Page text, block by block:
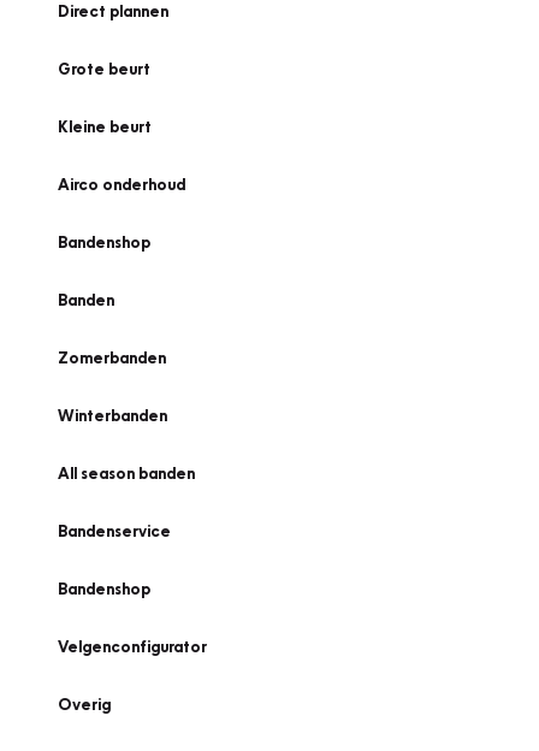
Direct plannen
Grote beurt
Kleine beurt
Airco onderhoud
Bandenshop
Banden
Zomerbanden
Winterbanden
All season banden
Bandenservice
Bandenshop
Velgenconfigurator
Overig